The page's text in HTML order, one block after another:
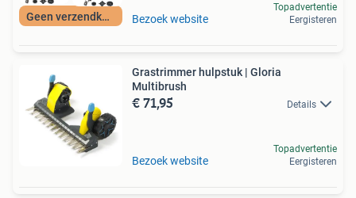
Geen verzendkosten Bezoek website
Topadvertentie
Eergisteren
Grastrimmer hulpstuk | Gloria
Multibrush
€ 71,95 Details
Bezoek website
Topadvertentie
Eergisteren